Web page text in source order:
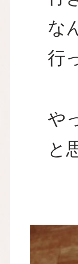
な
行
や
と